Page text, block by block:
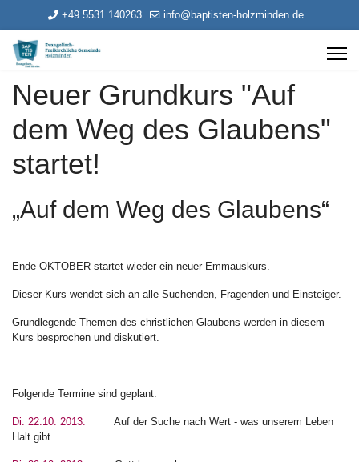
+49 5531 140263 info@baptisten-holzminden.de
Neuer Grundkurs "Auf
dem Weg des Glaubens"
startet!
„Auf dem Weg des Glaubens“
Ende OKTOBER startet wieder ein neuer Emmauskurs.
Dieser Kurs wendet sich an alle Suchenden, Fragenden und Einsteiger.
Grundlegende Themen des christlichen Glaubens werden in diesem
Kurs besprochen und diskutiert.
Folgende Termine sind geplant:
Di. 22.10. 2013: Auf der Suche nach Wert - was unserem Leben
Halt gibt.